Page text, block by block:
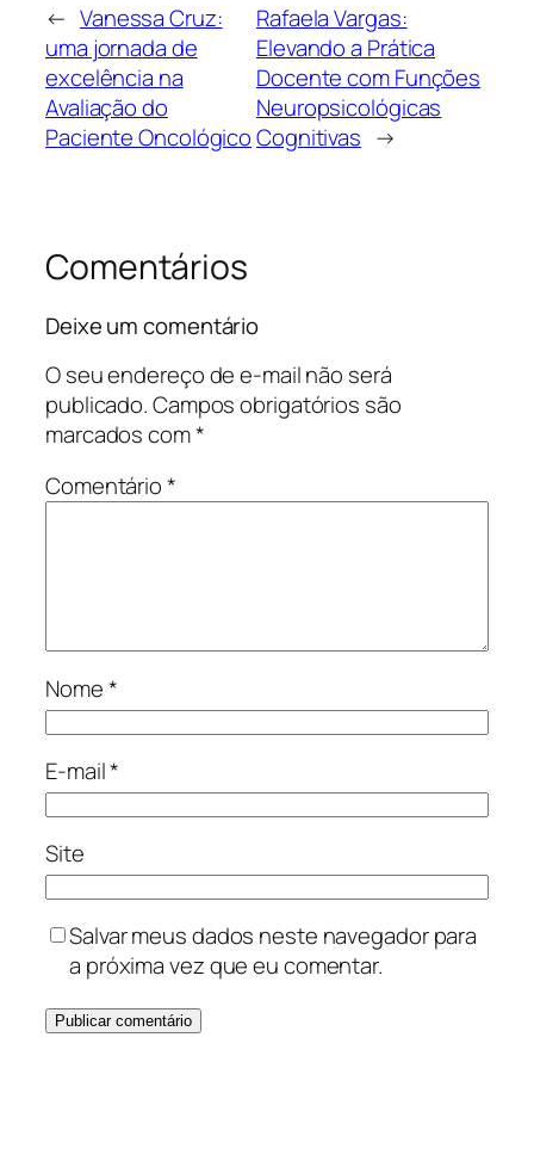
← Vanessa Cruz:
uma jornada de
excelência na
Avaliação do
Paciente Oncológico
Rafaela Vargas:
Elevando a Prática
Docente com Funções
Neuropsicológicas
Cognitivas →
Comentários
Deixe um comentário
O seu endereço de e-mail não será
publicado.Campos obrigatórios são
marcados com*
Comentário*
Nome*
E-mail*
Site
Salvar meus dados neste navegador para
a próxima vez que eu comentar.